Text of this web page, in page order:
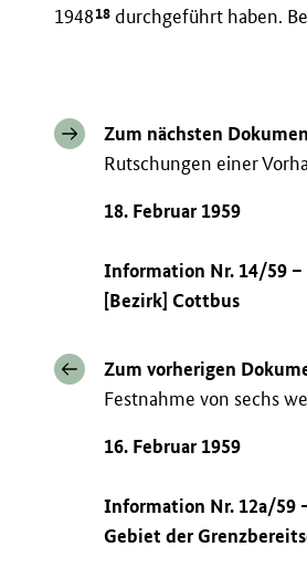
194818 durchgeführt haben.
Zum nächsten
Rutschungen einer
18. Februar 1959
Information Nr. 14/59 –
[Bezirk] Cottbus
Zum vorherigen
Festnahme von sechs
16. Februar 1959
Information Nr. 12a/59
Gebiet der